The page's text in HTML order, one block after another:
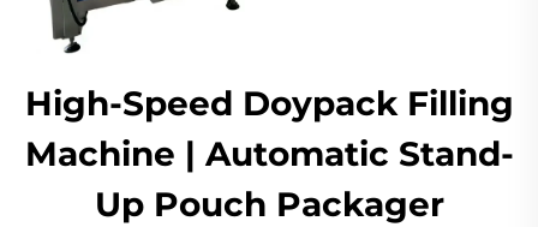
High-Speed Doypack Filling
Machine | Automatic Stand-
Up Pouch Packager